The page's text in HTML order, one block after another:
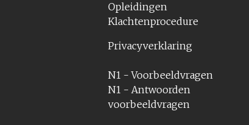
Opleidingen
Klachtenprocedure
Privacyverklaring
N1 - Voorbeeldvragen
N1 - Antwoorden
voorbeeldvragen